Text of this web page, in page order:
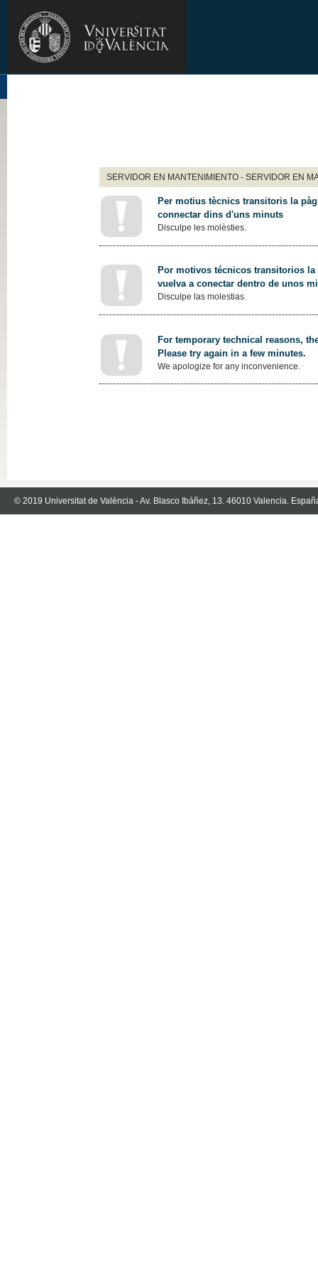
SERVIDOR EN MANTENIMIENTO - SERVIDOR EN
Per motius tècnics transitoris la
connectar dins d'uns minuts
Disculpe les molèsties.
Por motivos técnicos transitorios
vuelva a conectar dentro de unos
Disculpe las molestias.
For temporary technical reasons,
Please try again in a few minutes.
We apologize for any inconvenience.
© 2019 Universitat de València - Av. Blasco Ibáñez, 13. 46010 Valencia.